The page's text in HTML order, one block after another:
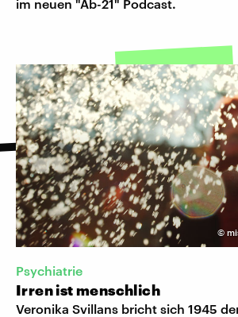
im neuen "Ab-21" Podcast.
©
Psychiatrie
Irren ist menschlich
Veronika Svillans bricht sich 1945